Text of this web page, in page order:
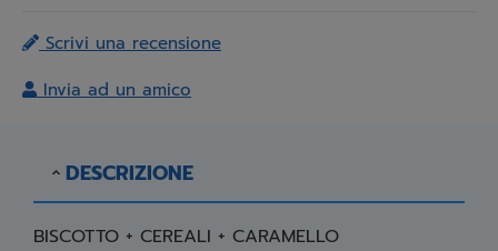
Scrivi una recensione
Invia ad un amico
DESCRIZIONE
BISCOTTO + CEREALI + CARAMELLO